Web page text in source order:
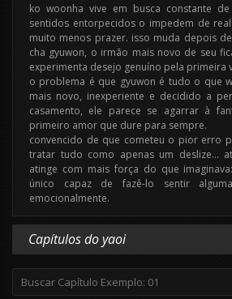
ko woonha vive em busca constante
sentidos entorpecidos o impedem de
muito menos prazer. isso muda depois
cha gyuwon, o irmão mais novo de seu
experimenta desejo genuíno pela primeira
o problema é que gyuwon é tudo o que
mais novo, inexperiente e decidido a
casamento, ele parece se agarrar à
primeiro amor que dure para sempre.
convencido de que cometeu o pior erro
tratar tudo como apenas um deslize…
atinge com mais força do que
único capaz de fazê-lo sentir
emocionalmente.
Capítulos do yaoi